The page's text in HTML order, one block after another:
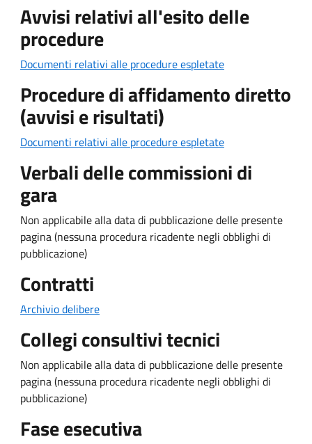
Avvisi relativi all'esito delle
procedure
Documenti relativi alle procedure espletate
Procedure di affidamento diretto
(avvisi e risultati)
Documenti relativi alle procedure espletate
Verbali delle commissioni di
gara
Non applicabile alla data di pubblicazione delle presente
pagina (nessuna procedura ricadente negli obblighi di
pubblicazione)
Contratti
Archivio delibere
Collegi consultivi tecnici
Non applicabile alla data di pubblicazione delle presente
pagina (nessuna procedura ricadente negli obblighi di
pubblicazione)
Fase esecutiva